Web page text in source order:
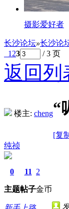
摄影爱好者
长沙论坛»长沙论
1 23 / 3 页
返回列
楼主: cheng“
[复
纯祯
0
主题
11
帖子
2
金币